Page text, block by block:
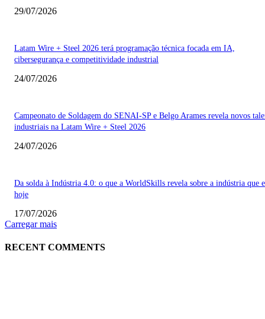
29/07/2026
Latam Wire + Steel 2026 terá programação técnica focada em IA,
cibersegurança e competitividade industrial
24/07/2026
Campeonato de Soldagem do SENAI-SP e Belgo Arames revela novos
industriais na Latam Wire + Steel 2026
24/07/2026
Da solda à Indústria 4.0: o que a WorldSkills revela sobre a indústria que
hoje
17/07/2026
Carregar mais
RECENT COMMENTS